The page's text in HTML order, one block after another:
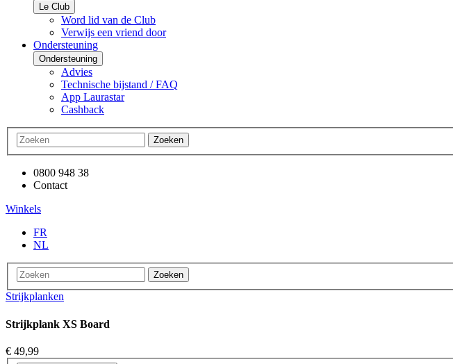
Le Club
Word lid van de Club
Verwijs een vriend door
Ondersteuning
Ondersteuning
Advies
Technische bijstand / FAQ
App Laurastar
Cashback
Zoeken
0800 948 38
Contact
Winkels
FR
NL
Zoeken
Strijkplanken
Strijkplank XS Board
€ 49,99